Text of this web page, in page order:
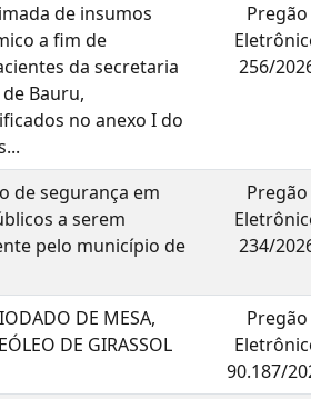
de insumos
a fim de
da secretaria
Bauru,
no anexo I do
Pregão
256/
de segurança em
a serem
pelo município de
Pregão
234/
DE MESA,
DE GIRASSOL
Pregão
90.187/